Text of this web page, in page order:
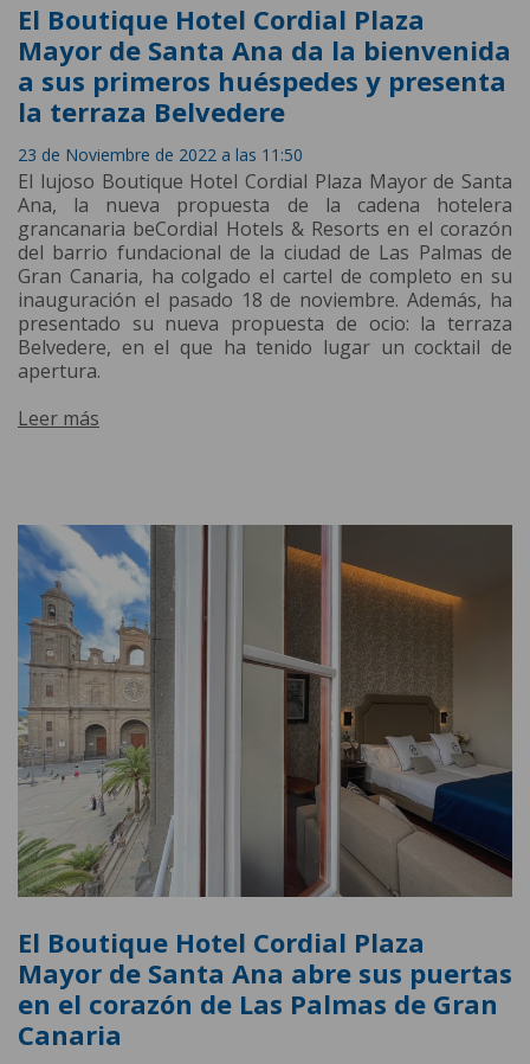
El Boutique Hotel Cordial Plaza
Mayor de Santa Ana da la bienvenida
a sus primeros huéspedes y presenta
la terraza Belvedere
23 de Noviembre de 2022 a las 11:50
El lujoso Boutique Hotel Cordial Plaza Mayor de Santa
Ana, la nueva propuesta de la cadena hotelera
grancanaria beCordial Hotels & Resorts en el corazón
del barrio fundacional de la ciudad de Las Palmas de
Gran Canaria, ha colgado el cartel de completo en su
inauguración el pasado 18 de noviembre. Además, ha
presentado su nueva propuesta de ocio: la terraza
Belvedere, en el que ha tenido lugar un cocktail de
apertura.
Leer más
El Boutique Hotel Cordial Plaza
Mayor de Santa Ana abre sus puertas
en el corazón de Las Palmas de Gran
Canaria